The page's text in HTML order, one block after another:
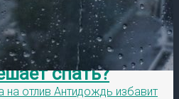
спать?
отлив Антидождь избавит